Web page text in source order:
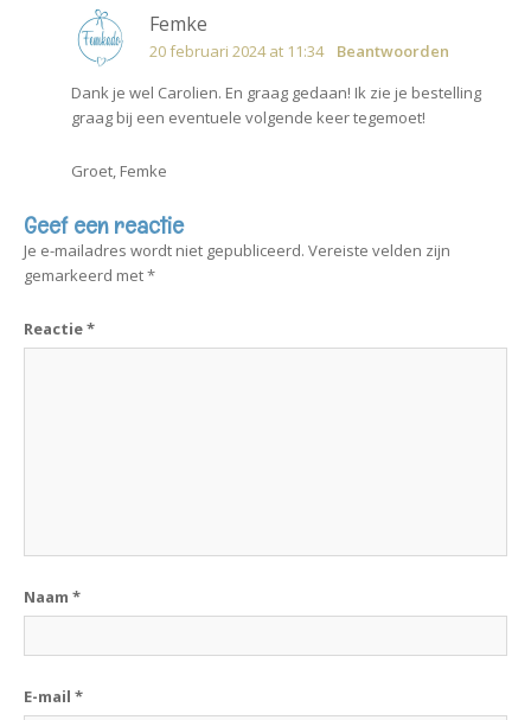
Femke
20 februari 2024 at 11:34
Beantwoorden
Dank je wel Carolien. En graag gedaan! Ik zie je bestelling
graag bij een eventuele volgende keer tegemoet!
Groet, Femke
Geef een reactie
Je e-mailadres wordt niet gepubliceerd. Vereiste velden zijn
gemarkeerd met*
Reactie*
Naam *
E-mail *